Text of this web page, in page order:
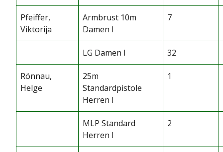
Pfeiffer,
Viktorija
Armbrust 10m
Damen I
7
LG Damen I 32
Rönnau,
Helge
25m
Standardpistole
Herren I
1
MLP Standard
Herren I
2